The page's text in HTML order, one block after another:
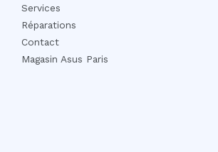
Services
Réparations
Contact
Magasin Asus Paris